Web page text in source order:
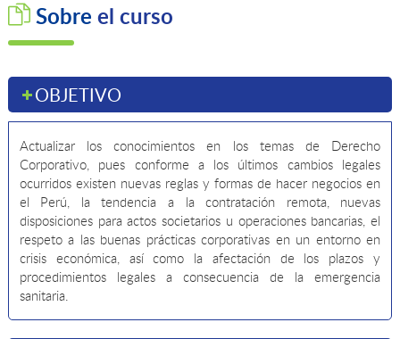
protección
datos
Sobre el curso
OBJETIVO
Actualizar los conocimientos en los temas de Derecho
Corporativo, pues conforme a los últimos cambios legales
ocurridos existen nuevas reglas y formas de hacer negocios en
el Perú, la tendencia a la contratación remota, nuevas
disposiciones para actos societarios u operaciones bancarias, el
respeto a las buenas prácticas corporativas en un entorno en
crisis económica, así como la afectación de los plazos y
procedimientos legales a consecuencia de la emergencia
sanitaria.